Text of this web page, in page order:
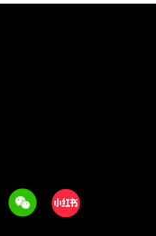
WeechatXiaohongshu/